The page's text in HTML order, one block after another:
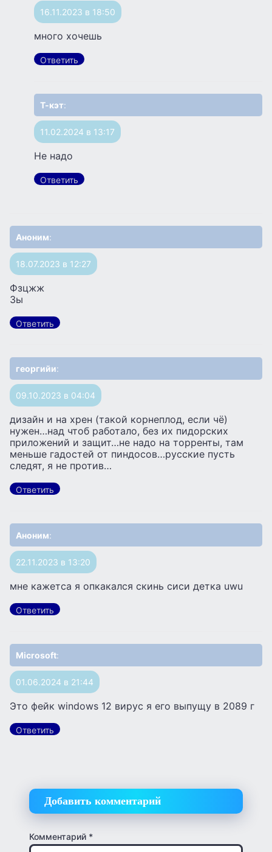
16.11.2023 в 18:50
много хочешь
Ответить
Т-кэт:
11.02.2024 в 13:17
Не надо
Ответить
Аноним:
18.07.2023 в 12:27
Фзцжж
Зы
Ответить
георгийи:
09.10.2023 в 04:04
дизайн и на хрен (такой корнеплод, если чё)
нужен…над чтоб работало, без их пидорских
приложений и защит…не надо на торренты, там
меньше гадостей от пиндосов…русские пусть
следят, я не против…
Ответить
Аноним:
22.11.2023 в 13:20
мне кажетса я опкакался скинь сиси детка uwu
Ответить
Microsoft:
01.06.2024 в 21:44
Это фейк windows 12 вирус я его выпущу в 2089 г
Ответить
Добавить комментарий
Комментарий *